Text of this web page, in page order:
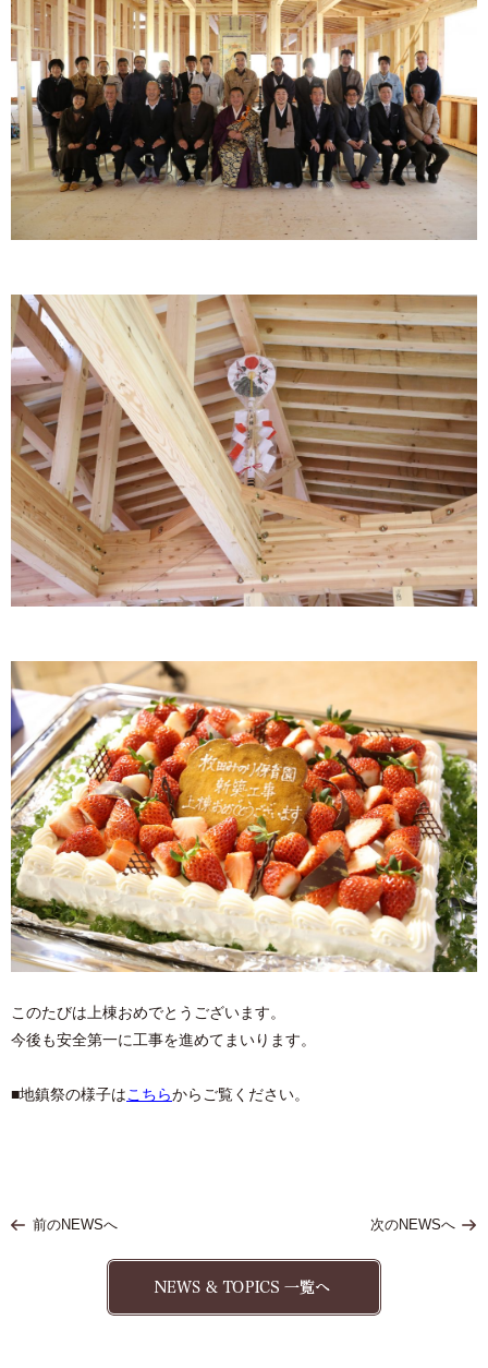
このたびは上棟おめでとうございます。
今後も安全第一に工事を進めてまいります。
■地鎮祭の様子はこちらからご覧ください。
前のNEWSへ 次のNEWSへ